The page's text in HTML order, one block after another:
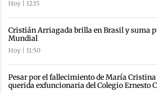
Hoy | 12:15
Cristián Arriagada brilla en Brasil y suma
Mundial
Hoy | 11:50
Pesar por el fallecimiento de María Cristina
querida exfuncionaria del Colegio Ernesto